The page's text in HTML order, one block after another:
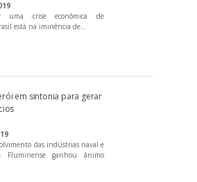
uma crise econômica de
está na iminência de...
em sintonia para gerar
das indústrias naval e
Fluminense ganhou ânimo